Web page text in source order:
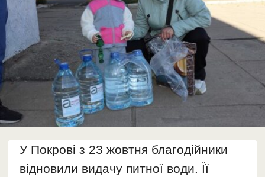
У Покрові з 23 жовтня благодійники
відновили видачу питної води. Її